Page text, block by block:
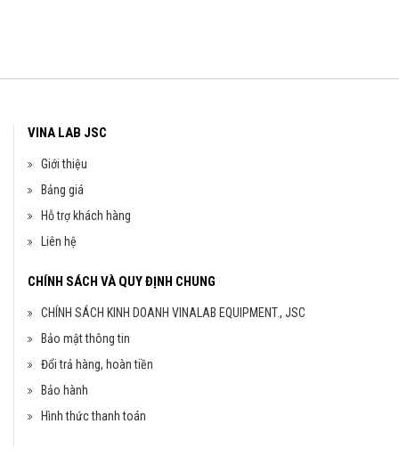
VINA LAB JSC
Giới thiệu
Bảng giá
Hỗ trợ khách hàng
Liên hệ
CHÍNH SÁCH VÀ QUY ĐỊNH CHUNG
CHÍNH SÁCH KINH DOANH VINALAB EQUIPMENT., JSC
Bảo mật thông tin
Đổi trả hàng, hoàn tiền
Bảo hành
Hình thức thanh toán